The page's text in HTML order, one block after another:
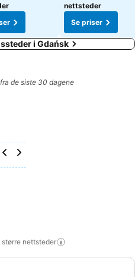
nettsteder
Se priser
i Gdańsk
de siste 30 dagene
større nettsteder